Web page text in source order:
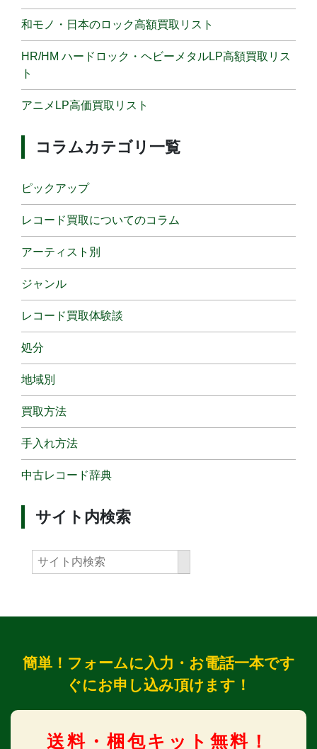
和モノ・日本のロック高額買取リスト
HR/HM ハードロック・ヘビーメタルLP高額買取リス
ト
アニメLP高価買取リスト
コラムカテゴリ一覧
ピックアップ
レコード買取についてのコラム
アーティスト別
ジャンル
レコード買取体験談
処分
地域別
買取方法
手入れ方法
中古レコード辞典
サイト内検索
簡単！フォームに入力・お電話一本です
ぐにお申し込み頂けます！
送料・梱包キット無料！